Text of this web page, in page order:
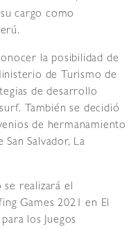
cargo como
la posibilidad de
de Turismo de
de desarrollo
También se decidió
de hermanamiento
Salvador, La
se realizará el
Games 2021 en El
los Juegos